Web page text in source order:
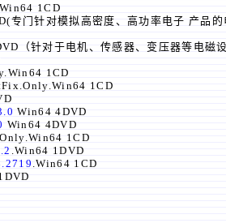
1CD
专门针对模拟高密度、高功率电子 产品
（针对于电机、传感器、变压器等电磁
1CD
1CD
Win64 4DVD
Win64 4DVD
1CD
.Win64 1DVD
.Win64 1CD